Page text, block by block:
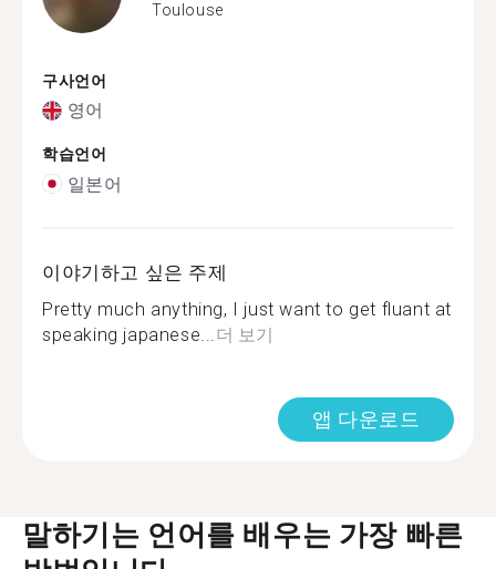
Toulouse
구사언어
영어
학습언어
일본어
이야기하고 싶은 주제
Pretty much anything, I just want to get fluant at
speaking japanese... 더 보기
앱 다운로드
말하기는 언어를 배우는 가장 빠른